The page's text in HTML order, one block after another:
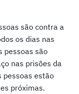
são contra a
os dias nas
pessoas são
nas prisões da
pessoas estão
próximas.